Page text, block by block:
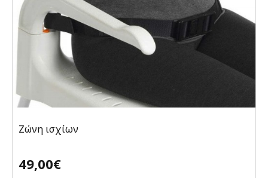
Ζώνη ισχίων
49,00€